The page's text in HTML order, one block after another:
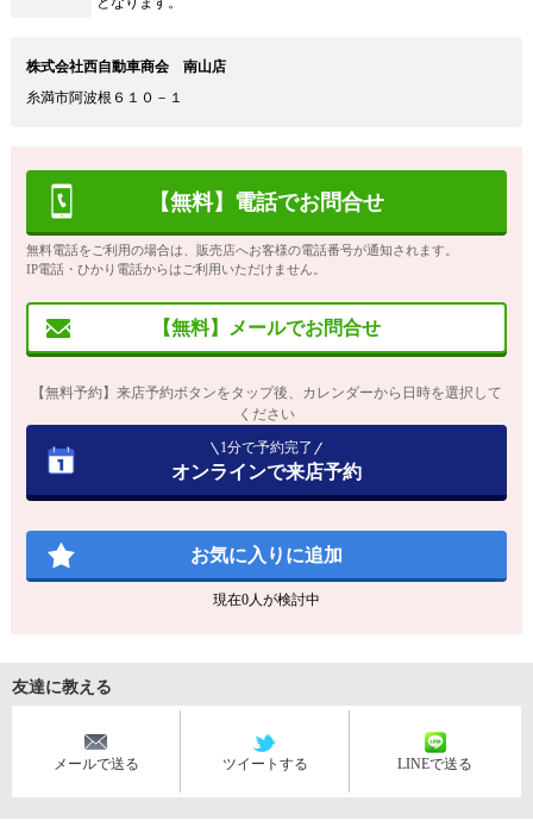
株式会社西自動車商会 南山店
糸満市阿波根６１０－１
【無料】電話でお問合せ
無料電話をご利用の場合は、販売店へお客様の電話番号が通知されます。
IP電話・ひかり電話からはご利用いただけません。
【無料】メールでお問合せ
【無料予約】来店予約ボタンをタップ後、カレンダーから日時を選択して
ください
1分で予約完了
オンラインで来店予約
お気に入りに追加
現在0人が検討中
友達に教える
メールで送る ツイートする LINEで送る